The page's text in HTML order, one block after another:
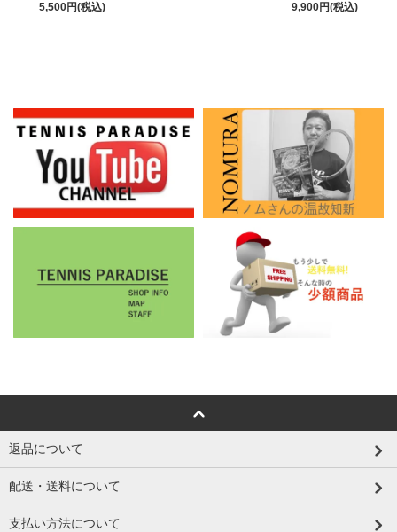
5,500円(税込)
9,900円(税込)
返品について
配送・送料について
支払い方法について